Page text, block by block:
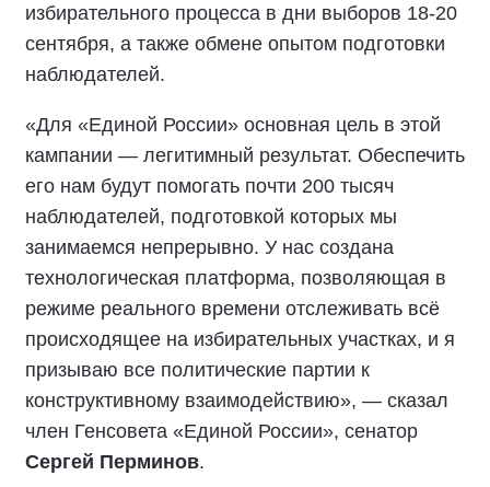
избирательного процесса в дни выборов 18-20
сентября, а также обмене опытом подготовки
наблюдателей.
«Для «Единой России» основная цель в этой
кампании — легитимный результат. Обеспечить
его нам будут помогать почти 200 тысяч
наблюдателей, подготовкой которых мы
занимаемся непрерывно. У нас создана
технологическая платформа, позволяющая в
режиме реального времени отслеживать всё
происходящее на избирательных участках, и я
призываю все политические партии к
конструктивному взаимодействию», — сказал
член Генсовета «Единой России», сенатор
Сергей Перминов.